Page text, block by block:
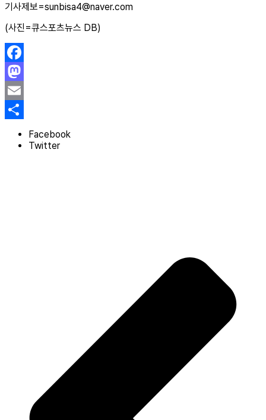
기사제보=sunbisa4@naver.com
(사진=큐스포츠뉴스 DB)
Facebook
Mastodon
Email
Share
Facebook
Twitter